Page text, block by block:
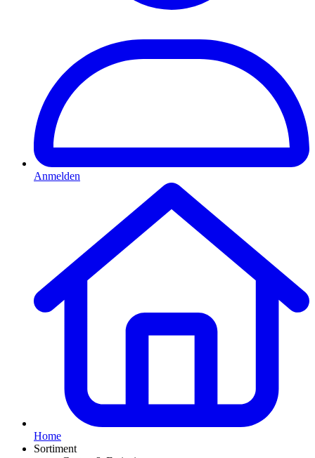
Anmelden
Home
Sortiment